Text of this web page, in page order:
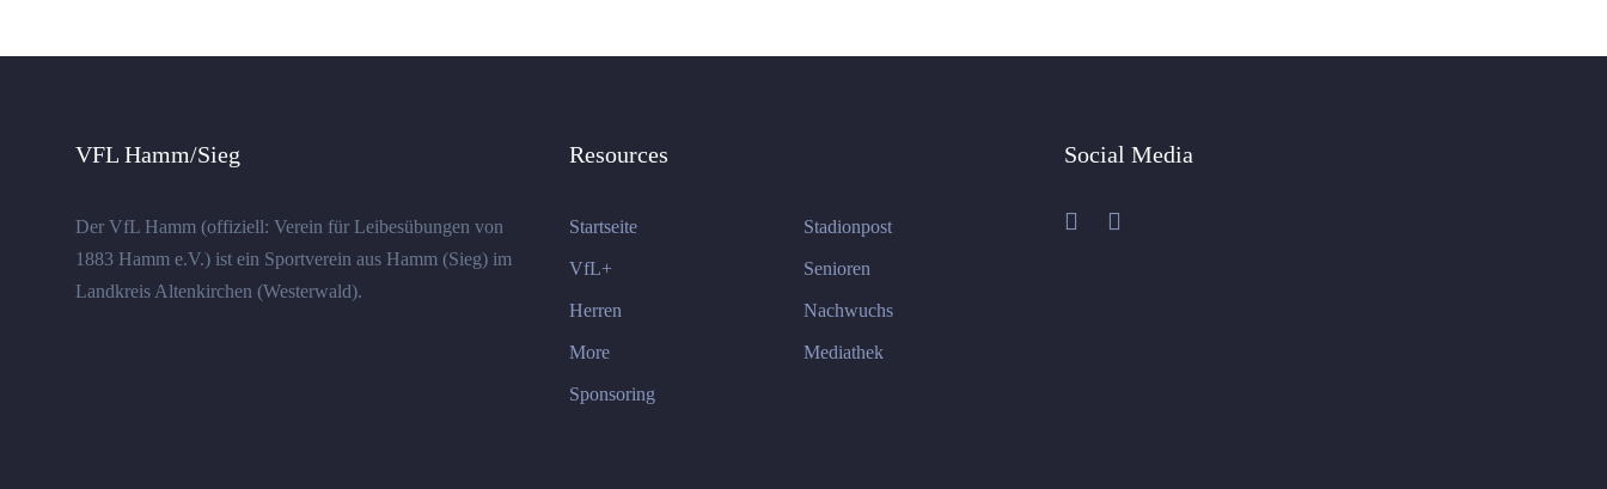
VFL Hamm/Sieg
Der VfL Hamm (offiziell: Verein für Leibesübungen von
1883 Hamm e.V.) ist ein Sportverein aus Hamm (Sieg) im
Landkreis Altenkirchen (Westerwald).
Resources
Startseite Stadionpost
VfL+ Senioren
Herren Nachwuchs
More Mediathek
Sponsoring
Social Media